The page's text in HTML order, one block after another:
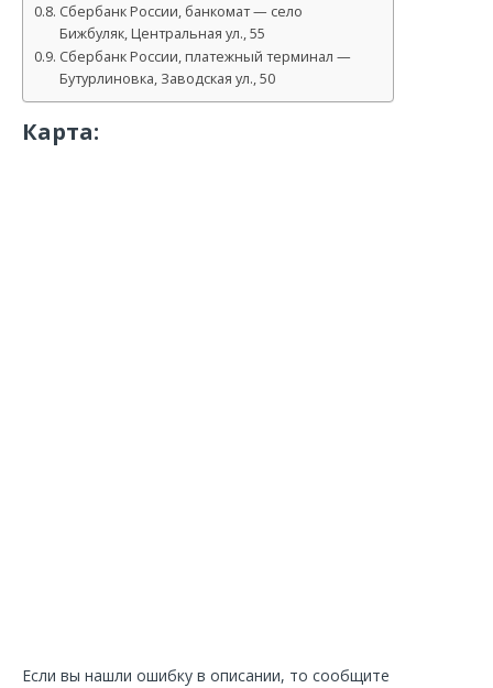
Сбербанк России, банкомат — село
Бижбуляк, Центральная ул., 55
Сбербанк России, платежный терминал —
Бутурлиновка, Заводская ул., 50
Карта:
Если вы нашли ошибку в описании, то сообщите